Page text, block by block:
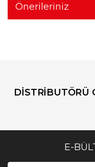
Önerileriniz
DİSTRİBUTÖRÜ
E-